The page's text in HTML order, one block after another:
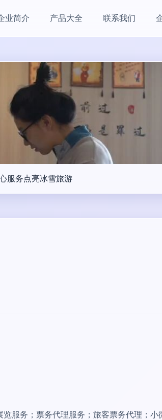
业简介 产品大全 联系我们
服务点亮冰雪旅游
服务；票务代理服务；旅客票务代理；小